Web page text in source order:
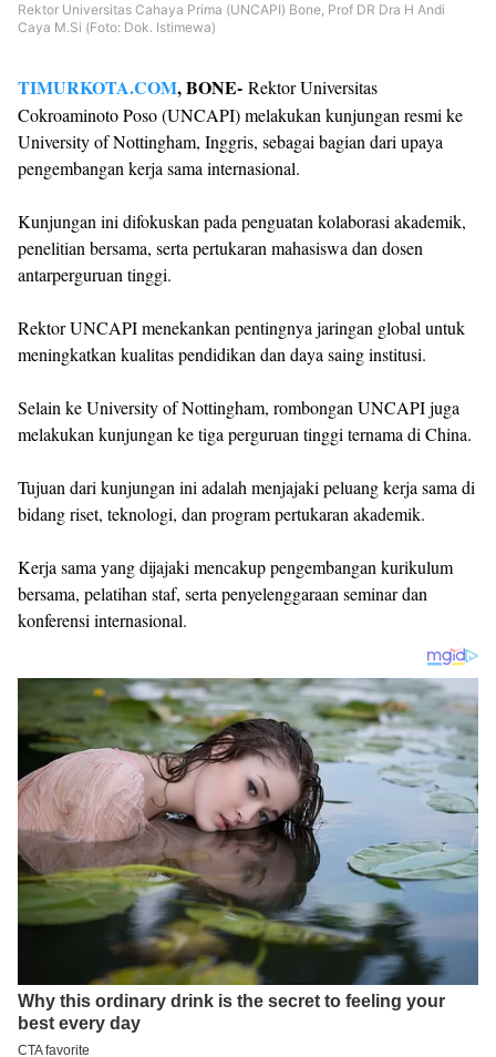
Rektor Universitas Cahaya Prima (UNCAPI) Bone, Prof DR Dra H Andi
Caya M.Si (Foto: Dok. Istimewa)
TIMURKOTA.COM, BONE- Rektor Universitas
Cokroaminoto Poso (UNCAPI) melakukan kunjungan resmi ke
University of Nottingham, Inggris, sebagai bagian dari upaya
pengembangan kerja sama internasional.
Kunjungan ini difokuskan pada penguatan kolaborasi akademik,
penelitian bersama, serta pertukaran mahasiswa dan dosen
antarperguruan tinggi.
Rektor UNCAPI menekankan pentingnya jaringan global untuk
meningkatkan kualitas pendidikan dan daya saing institusi.
Selain ke University of Nottingham, rombongan UNCAPI juga
melakukan kunjungan ke tiga perguruan tinggi ternama di China.
Tujuan dari kunjungan ini adalah menjajaki peluang kerja sama di
bidang riset, teknologi, dan program pertukaran akademik.
Kerja sama yang dijajaki mencakup pengembangan kurikulum
bersama, pelatihan staf, serta penyelenggaraan seminar dan
konferensi internasional.